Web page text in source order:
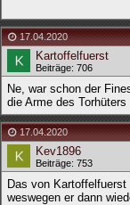
17.04.2020
Kartoffelfuerst
Beiträge: 706
Ne, war schon der
die Arme des
17.04.2020
Kev1896
Beiträge: 753
Das von
weswegen er dann